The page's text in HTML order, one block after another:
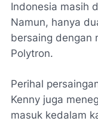
Indonesia masih
Namun, hanya
bersaing dengan
Polytron.
Perihal
Kenny juga
masuk kedalam